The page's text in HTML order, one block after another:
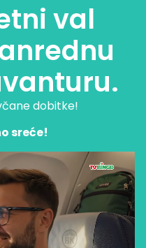
val
dobitke!
sreće!